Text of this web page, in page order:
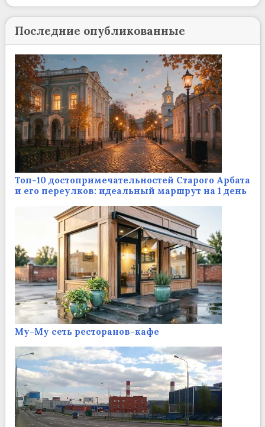
Последние опубликованные
Топ-10 достопримечательностей Старого Арбата
и его переулков: идеальный маршрут на 1 день
Му-Му сеть ресторанов-кафе